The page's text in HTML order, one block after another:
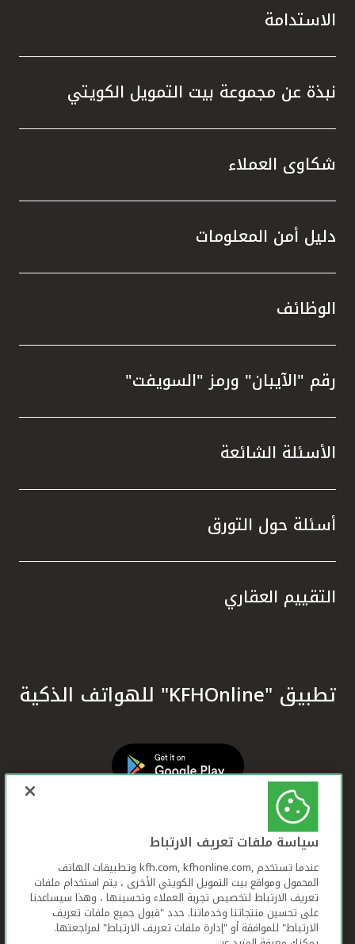
الاستدامة
نبذة عن مجموعة بيت التمويل الكويتي
شكاوى العملاء
دليل أمن المعلومات
الوظائف
رقم "الآيبان" ورمز "السويفت"
الأسئلة الشائعة
أسئلة حول التورق
التقييم العقاري
تطبيق "KFHOnline" للهواتف الذكية
سياسة ملفات تعريف الارتباط
عندما تستخدم ,kfh.com, kfhonline.com وتطبيقات الهاتف
المحمول ومواقع بيت التمويل الكويتي الأخرى ، يتم استخدام ملفات
تعريف الارتباط لتخصيص تجربة العملاء وتحسينها ، وهذا سيساعدنا
على تحسين منتجاتنا وخدماتنا. حدد "قبول جميع ملفات تعريف
الارتباط" للموافقة أو "إدارة ملفات تعريف الارتباط" لمراجعتها.